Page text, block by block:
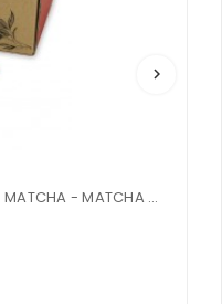
keyboard_arrow_right
Zestaw do parzenia HERBATY MATCHA - MATCHA MAGIC